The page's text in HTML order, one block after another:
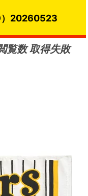
）20260523
覧数 取得失敗